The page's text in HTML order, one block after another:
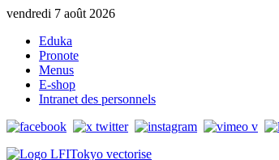
vendredi 7 août 2026
Eduka
Pronote
Menus
E-shop
Intranet des personnels